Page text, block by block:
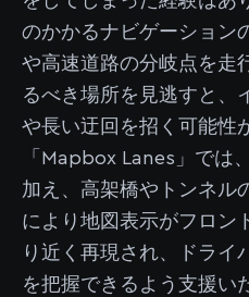
のかかるナビゲーション
や高速道路の分岐点を走
るべき場所を見逃すと、
や長い迂回を招く可能性
「Mapbox Lanes」では
加え、高架橋やトンネル
により地図表示がフロン
り近く再現され、ドライ
を把握できるよう支援い